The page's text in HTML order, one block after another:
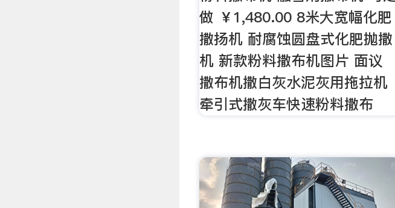
做 ￥1,480.00 8米大宽幅化肥
撒扬机 耐腐蚀圆盘式化肥抛撒
机 新款粉料撒布机图片 面议
撒布机撒白灰水泥灰用拖拉机
牵引式撒灰车快速粉料撒布